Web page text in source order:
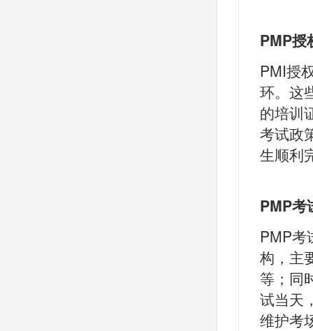
PMP授
PMI授
环。这
的培训
考试政
生顺利
PMP考
PMP考
构，主
等；同
试当天
维护考